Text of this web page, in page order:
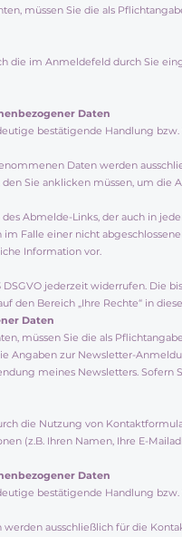
müssen Sie die als
die im Anmeldefeld durch Sie
Daten
bestätigende Handlung bzw.
Daten werden
Sie anklicken müssen, um
Abmelde-Links, der auch in
Falle einer nicht
Information vor.
jederzeit widerrufen. Die
den Bereich „Ihre Rechte“ in
Daten
müssen Sie die als
Angaben zur Newsletter-
meines Newsletters.
die Nutzung von
(z.B. Ihren Namen, Ihre E-
Daten
bestätigende Handlung bzw.
ausschließlich für die